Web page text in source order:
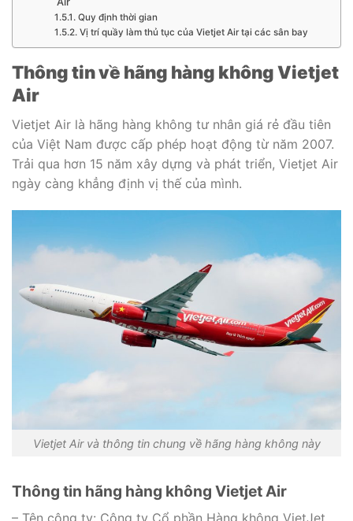
Quy định thời gian
Vị trí quầy làm thủ tục của Vietjet Air tại các sân bay
Thông tin về hãng hàng không Vietjet
Air
Vietjet Air là hãng hàng không tư nhân giá rẻ đầu tiên
của Việt Nam được cấp phép hoạt động từ năm 2007.
Trải qua hơn 15 năm xây dựng và phát triển, Vietjet Air
ngày càng khẳng định vị thế của mình.
Vietjet Air và thông tin chung về hãng hàng không này
Thông tin hãng hàng không Vietjet Air
– Tên công ty: Công ty Cổ phần Hàng không VietJet